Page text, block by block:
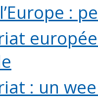
:
: un